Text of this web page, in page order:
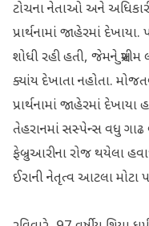
ટોચના નેતાઓ અને
પ્રાર્થનામાં જાહેરમાં
શોધી રહી હતી, જેમને
ક્યાંય દેખાતા નહોતા.
પ્રાર્થનામાં જાહેરમાં
તેહરાનમાં સસ્પેન્સ વધુ
ફેબ્રુઆરીના રોજ થયેલા
ઈરાની નેતૃત્વ આટલા મોટા